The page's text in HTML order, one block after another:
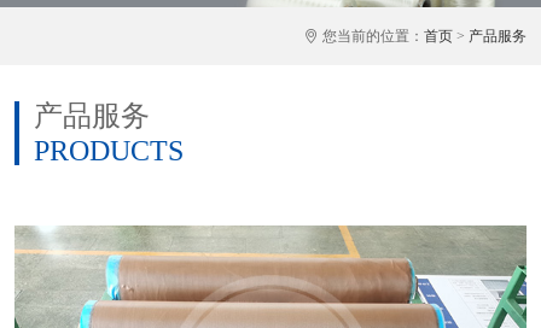
您当前的位置： 首页 > 产品服务
产品服务
PRODUCTS